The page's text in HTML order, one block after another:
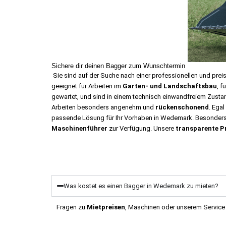
Sichere dir deinen Bagger zum Wunschtermin
Sie sind auf der Suche nach einer professionellen und
geeignet für Arbeiten im Garten- und Landschaftsbau,
gewartet, und sind in einem technisch einwandfreiem
Arbeiten besonders angenehm und rückenschonend .
passende Lösung für Ihr Vorhaben in Wedemark.
Maschinenführer zur Verfügung. Unsere transparente
Was kostet es einen Bagger in Wedemark zu mieten?
Fragen zu Mietpreisen , Maschinen oder unserem